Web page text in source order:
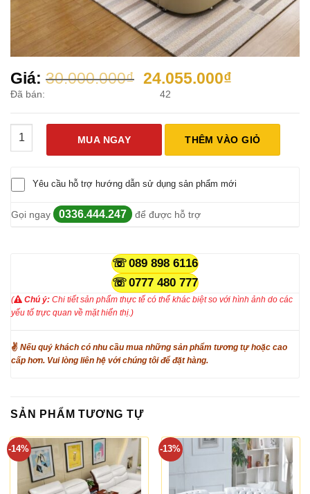
Giá: 30.000.000₫ Giá
gốc
là:
30.000.000₫.
24.055.000₫Giá
tại
là:
Đã bán: 42
Giường Da Massage Đa Năng Tatami Có Loa Bluetooth
MUA NGAY
THÊM VÀO GIỎ
Yêu cầu hỗ trợ hướng dẫn sử dụng sản phẩm mới
Gọi ngay 0336.444.247 để được hỗ trợ
089 898 6116
0777 480 777
( Chú ý: Chi tiết sản phẩm thực tế có thể khác biệt so với hình ảnh do các
yếu tố trực quan về mặt hiển thị.)
✌ Nếu quý khách có nhu cầu mua những sản phẩm tương tự hoặc cao
cấp hơn. Vui lòng liên hệ với chúng tôi để đặt hàng.
SẢN PHẨM TƯƠNG TỰ
-14% -13%